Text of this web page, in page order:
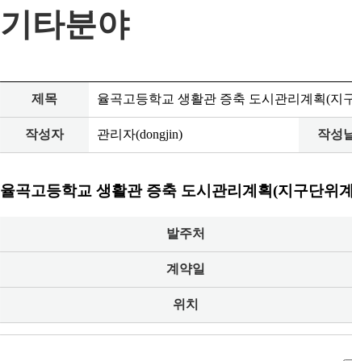
기타분야
제목 율곡고등학교 생활관 증축 도시관리계획(지
작성자 관리자(dongjin) 작성
율곡고등학교 생활관 증축 도시관리계획(지구단위
발주처
계약일
위치